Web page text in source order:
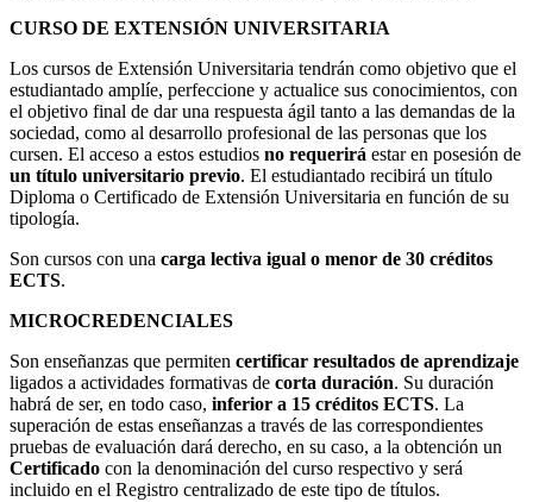
CURSO DE EXTENSIÓN UNIVERSITARIA
Los cursos de Extensión Universitaria tendrán como objetivo que el
estudiantado amplíe, perfeccione y actualice sus conocimientos, con
el objetivo final de dar una respuesta ágil tanto a las demandas de la
sociedad, como al desarrollo profesional de las personas que los
cursen. El acceso a estos estudios no requerirá estar en posesión de
un título universitario previo. El estudiantado recibirá un título
Diploma o Certificado de Extensión Universitaria en función de su
tipología.
Son cursos con una carga lectiva igual o menor de 30 créditos
ECTS.
MICROCREDENCIALES
Son enseñanzas que permiten certificar resultados de aprendizaje
ligados a actividades formativas de corta duración. Su duración
habrá de ser, en todo caso, inferior a 15 créditos ECTS. La
superación de estas enseñanzas a través de las correspondientes
pruebas de evaluación dará derecho, en su caso, a la obtención un
Certificado con la denominación del curso respectivo y será
incluido en el Registro centralizado de este tipo de títulos.